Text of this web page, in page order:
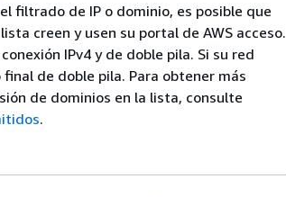
filtrado de IP o dominio, es posible que
creen y usen su portal de AWS acceso.
IPv4 y de doble pila. Si su red
de doble pila. Para obtener más
de dominios en la lista, consulte
.